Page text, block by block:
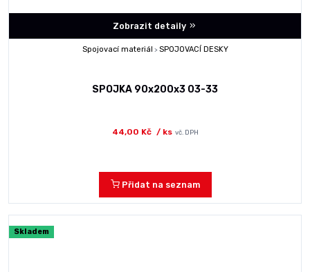
Zobrazit detaily
Spojovací materiál >SPOJOVACÍ DESKY
SPOJKA 90x200x3 03-33
44,00 Kč / ks vč. DPH
Přidat na seznam
Skladem